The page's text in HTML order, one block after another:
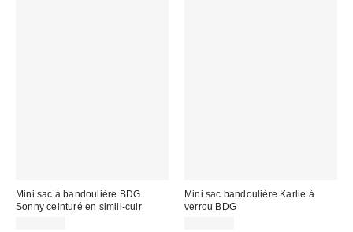
Mini sac à bandoulière BDG
Sonny ceinturé en simili-cuir
Mini sac bandoulière Karlie à
verrou BDG